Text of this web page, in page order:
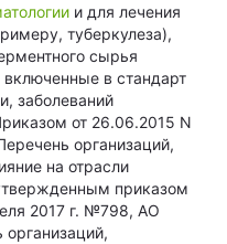
и для лечения
туберкулеза),
сырья
в стандарт
заболеваний
от 26.06.2015 N
организаций,
на отрасли
приказом
2017 г. №798, АО